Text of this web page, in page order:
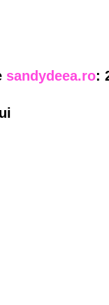
sandydeea.ro: